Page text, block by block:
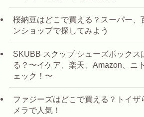
桜納豆はどこで買える？スーパー、
ンショップで探してみよう
SKUBB スクッブ シューズボックス
る？〜イケア、楽天、Amazon、ニ
ェック！〜
ファジーズはどこで買える？トイザ
メラで人気！